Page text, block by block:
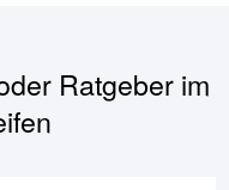
Ratgeber im